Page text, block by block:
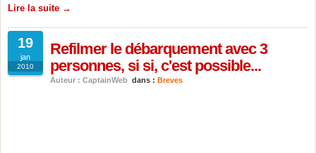
Lire la suite →
19
jan
2010
Refilmer le débarquement avec 3
personnes, si si, c'est possible...
Auteur : CaptainWeb dans : Breves